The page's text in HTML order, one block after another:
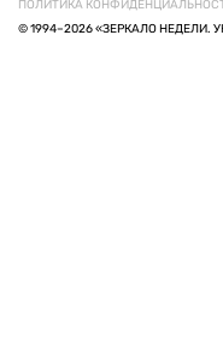
ПОЛИТИКА
© 1994–2026 «ЗЕРКАЛО